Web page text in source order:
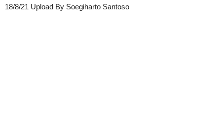
18/8/21 Upload By Soegiharto Santoso